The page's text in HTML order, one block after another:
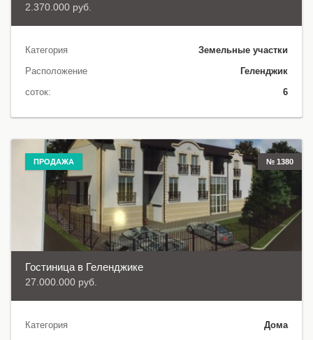
2.370.000 руб.
Категория
Земельные участки
Расположение
Геленджик
соток:
6
ПРОДАЖА № 1380
Гостиница в Геленджике
27.000.000 руб.
Категория
Дома